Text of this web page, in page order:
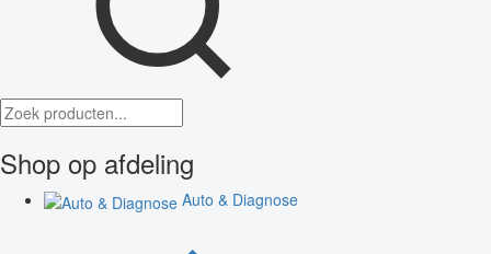
Shop op afdeling
Auto & Diagnose